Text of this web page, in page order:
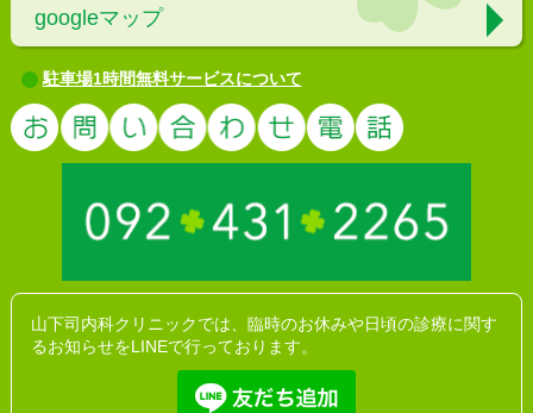
googleマップ
駐車場1時間無料サービスについて
お問い合
山下司内科クリニックでは、臨時のお休みや日頃の診療に関す
るお知らせをLINEで行っております。